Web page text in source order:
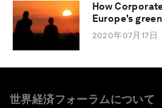
How
Europe's
2020年07月17日
世界経済フォーラムについて